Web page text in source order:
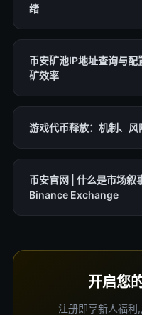
绪
币安矿池IP地址查询与
矿效率
游戏代币释放：机制、风
币安官网 | 什么是市场叙
Binance Exchange
开启您
注册即享新人福利